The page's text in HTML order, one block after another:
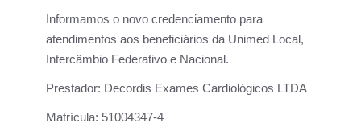
Informamos o novo credenciamento para
atendimentos aos beneficiários da Unimed Local,
Intercâmbio Federativo e Nacional.
Prestador: Decordis Exames Cardiológicos LTDA
Matrícula: 51004347-4